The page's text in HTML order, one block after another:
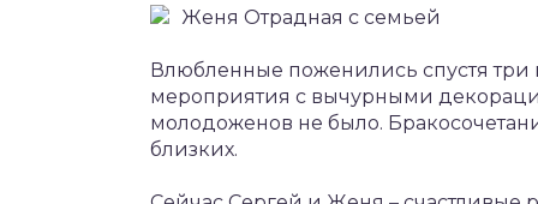
Женя Отрадная с семьей
Влюбленные поженились спустя три
мероприятия с вычурными
молодоженов не было.
близких.